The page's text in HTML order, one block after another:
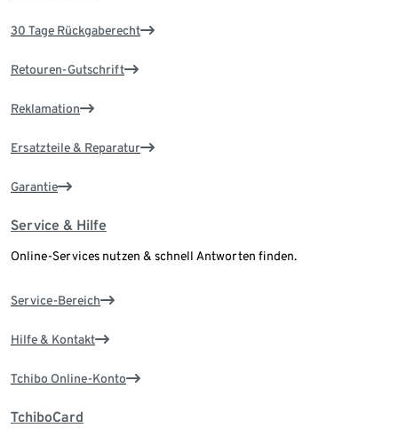
30 Tage Rückgaberecht
Retouren-Gutschrift
Reklamation
Ersatzteile & Reparatur
Garantie
Service & Hilfe
Online-Services nutzen & schnell Antworten finden.
Service-Bereich
Hilfe & Kontakt
Tchibo Online-Konto
TchiboCard